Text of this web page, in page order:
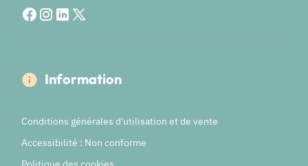
Information
Conditions générales d'utilisation et de vente
Accessibilité : Non conforme